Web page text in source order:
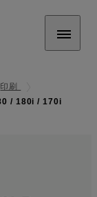
印刷
/ 180i / 170i